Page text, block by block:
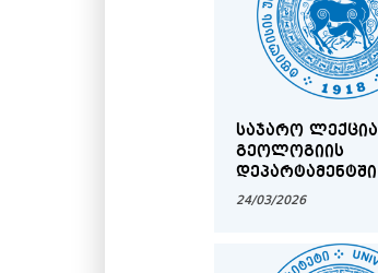
ᲡᲐᲯᲐᲠᲝ ᲚᲔᲥᲪᲘᲐ
ᲒᲔᲝᲚᲝᲒᲘᲘᲡ
ᲓᲔᲞᲐᲠᲢᲐᲛᲔᲜᲢᲨᲘ
24/03/2026